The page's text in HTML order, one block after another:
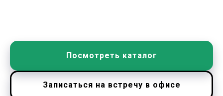
Посмотреть каталог
Записаться на встречу в офисе